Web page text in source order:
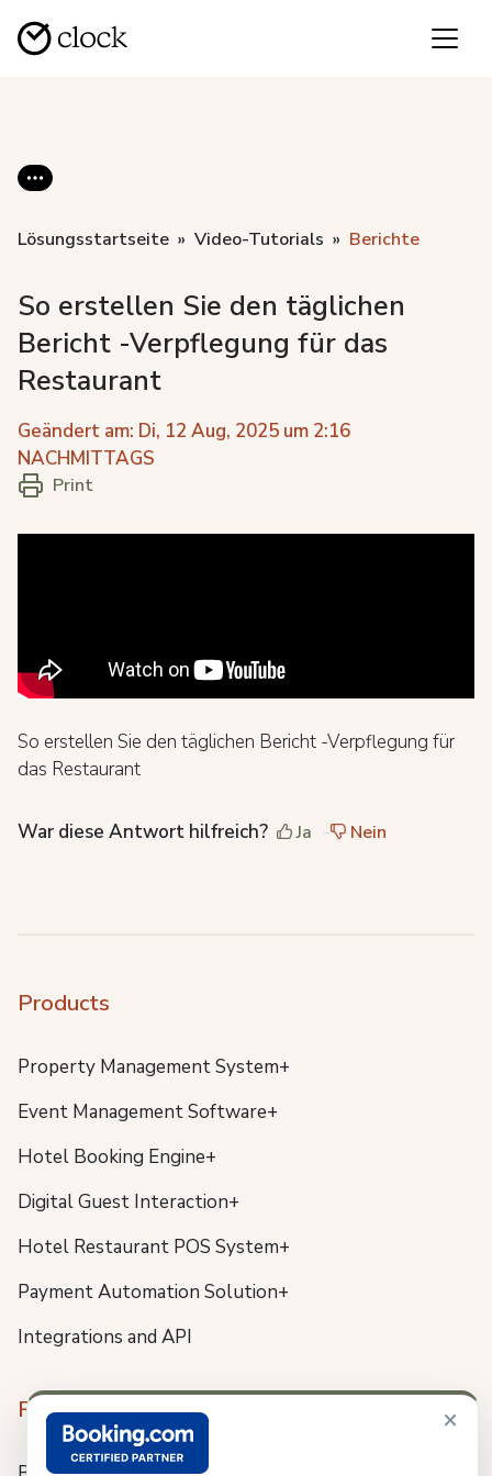
×
Lösungsstartseite Video-Tutorials Berichte
So erstellen Sie den täglichen
Bericht -Verpflegung für das
Restaurant
Geändert am: Di, 12 Aug, 2025 um 2:16
NACHMITTAGS
Print
So erstellen Sie den täglichen Bericht -Verpflegung für
das Restaurant
War diese Antwort hilfreich? Ja Nein
Products
Property Management System+
Event Management Software+
Hotel Booking Engine+
Digital Guest Interaction+
Hotel Restaurant POS System+
Payment Automation Solution+
Integrations and API
Resources